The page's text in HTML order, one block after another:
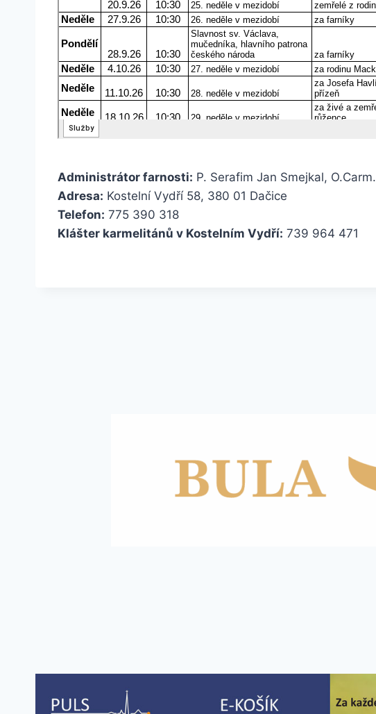
Administrátor farnosti: P. Serafim Jan Smejkal, O.Carm.
Adresa: Kostelní Vydří 58, 380 01 Dačice
Telefon: 775 390 318
Klášter karmelitánů v Kostelním Vydří: 739 964 471